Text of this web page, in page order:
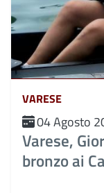
VARESE
04 Agosto
Varese,
bronzo ai